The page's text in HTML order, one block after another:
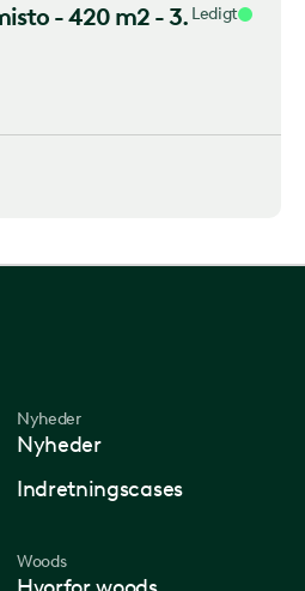
- 420 m2 - 3. Ledigt
Nyheder
Nyheder
Indretningscases
Woods